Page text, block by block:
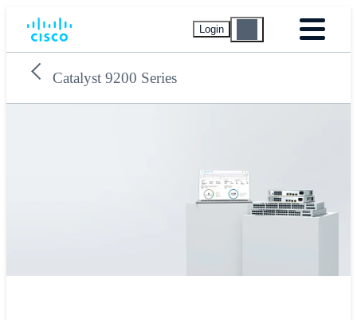
Login
Catalyst 9200 Series